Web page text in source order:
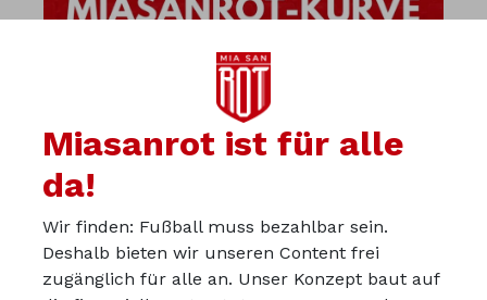
Miasanrot ist für alle
da!
Wir finden: Fußball muss bezahlbar sein.
Deshalb bieten wir unseren Content frei
zugänglich für alle an. Unser Konzept baut auf